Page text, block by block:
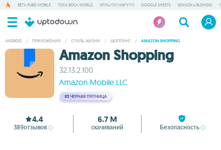
BETA PUBG MOBILE TOCA BOCA WORLD ИГРЫ ПО НАРУТО GOOGLE SHEETS SENGOKU BUSHIDO
ANDROID / ПРИЛОЖЕНИЯ / СТИЛЬ ЖИЗНИ / ШОППИНГ / AMAZON SHOPPING
Amazon Shopping
32.13.2.100
Amazon Mobile LLC
#3 ЧЕРНАЯ ПЯТНИЦА
4.4
389отзывов
6.7 M
скачиваний Безопасность